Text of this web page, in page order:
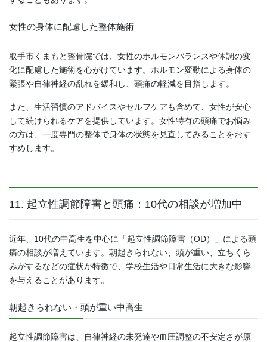
女性の身体に配慮した整体施術
取手市くまもと整骨院では、女性のホルモンバランスや体調の変
化に配慮した施術を心がけています。ホルモン変動による身体の
緊張や自律神経の乱れを緩和し、頭痛の軽減を目指します。
また、生活習慣のアドバイスやセルフケアも含めて、女性が安心
して続けられるケアを提供しています。女性特有の頭痛でお悩み
の方は、一度専門の整体で身体の状態を見直してみることをおす
すめします。
11. 起立性調節障害と頭痛：10代の相談が増加中
近年、10代の中高生を中心に「起立性調節障害（OD）」による頭
痛の相談が増えています。朝起きられない、頭が重い、立ちくら
みがするなどの症状が特徴で、学校生活や日常生活に大きな影響
を与えることがあります。
朝起きられない・頭が重い中高生
起立性調節障害は、自律神経の未発達や血圧調整の不安定さが原